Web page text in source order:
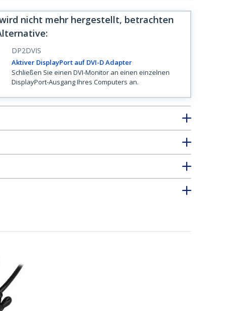
nicht mehr hergestellt, betrachten
:
DP2DVIS
Aktiver DisplayPort auf DVI-D Adapter
Schließen Sie einen DVI-Monitor an einen einzelnen
DisplayPort-Ausgang Ihres Computers an.